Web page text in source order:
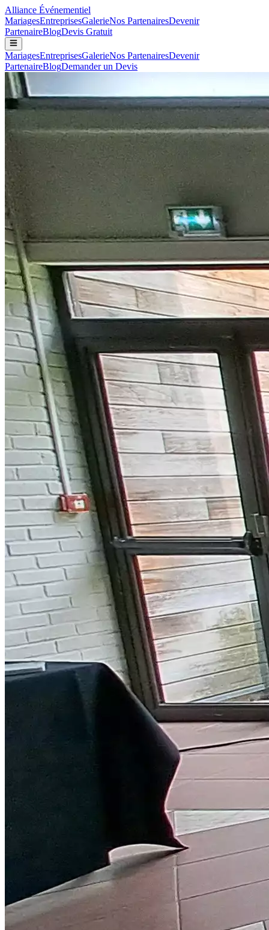
Alliance Événementiel
MariagesEntreprisesGalerieNos PartenairesDevenir
PartenaireBlogDevis Gratuit
MariagesEntreprisesGalerieNos PartenairesDevenir
PartenaireBlogDemander un Devis